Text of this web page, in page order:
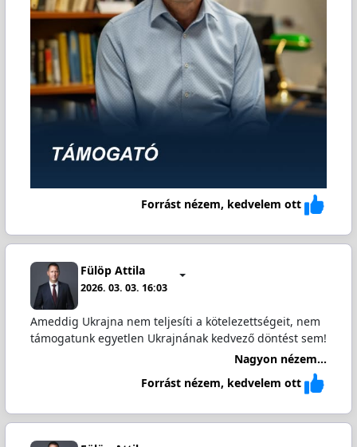
Forrást nézem, kedvelem ott
Fülöp Attila
2026. 03. 03. 16:03
Ameddig Ukrajna nem teljesíti a kötelezettségeit, nem
támogatunk egyetlen Ukrajnának kedvező döntést sem!
Nagyon nézem...
Forrást nézem, kedvelem ott